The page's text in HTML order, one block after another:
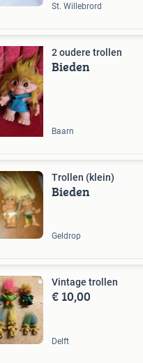
St. Willebrord
2 oudere trollen
Bieden
Baarn
Trollen (klein)
Bieden
Geldrop
Vintage trollen
€ 10,00
Delft